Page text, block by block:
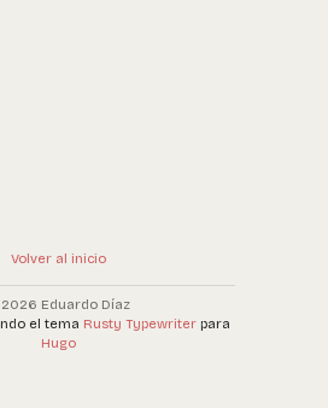
Volver al inicio
Eduardo Díaz
el tema Rusty Typewriter para
Hugo